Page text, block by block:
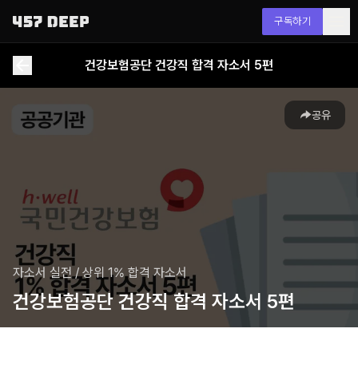
구독하기
건강보험공단 건강직 합격 자소서 5편
공유
자소서 실전/상위 1% 합격 자소서
건강보험공단 건강직 합격 자소서 5편